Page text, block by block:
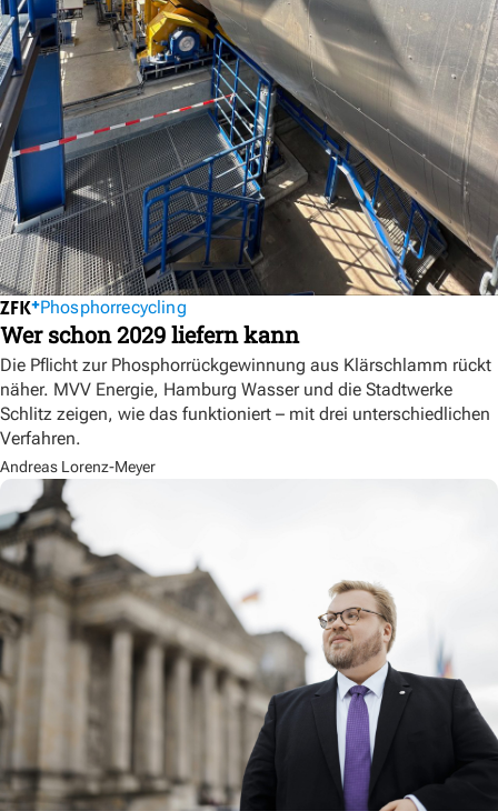
Phosphorrecycling
Wer schon 2029 liefern kann
Die Pflicht zur Phosphorrückgewinnung aus Klärschlamm rückt
näher. MVV Energie, Hamburg Wasser und die Stadtwerke
Schlitz zeigen, wie das funktioniert – mit drei unterschiedlichen
Verfahren.
Andreas Lorenz-Meyer